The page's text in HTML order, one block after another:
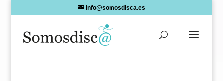
info@somosdisca.es